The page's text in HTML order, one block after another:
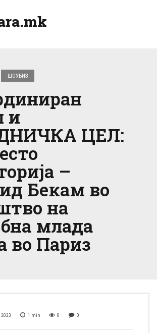
ШОУБИЗ
и
ЦЕЛ:
–
Бекам во
на
млада
во Париз
2023 1 min 0 0